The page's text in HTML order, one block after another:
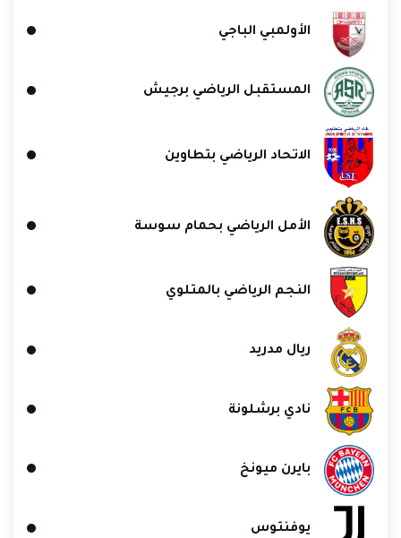
الأولمبي الباجي
المستقبل الرياضي برجيش
الاتحاد الرياضي بتطاوين
الأمل الرياضي بحمام سوسة
النجم الرياضي بالمتلوي
ريال مدريد
نادي برشلونة
بايرن ميونخ
يوفنتوس